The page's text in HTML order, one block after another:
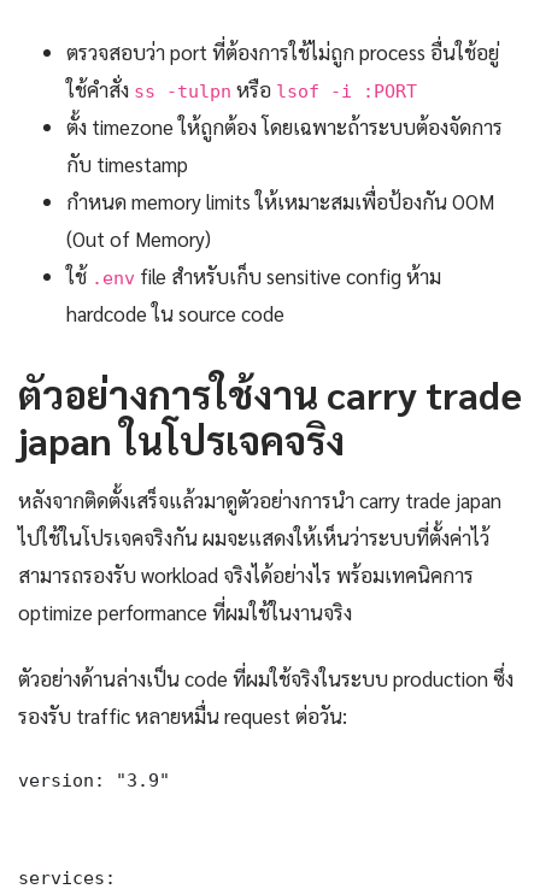
ตรวจสอบว่า port ที่ต้องการใช้ไม่ถูก process อื่นใช้อยู่
ใช้คำสั่ง ss -tulpn หรือ lsof -i :PORT
ตั้ง timezone ให้ถูกต้อง โดยเฉพาะถ้าระบบต้องจัดการ
กับ timestamp
กำหนด memory limits ให้เหมาะสมเพื่อป้องกัน OOM
(Out of Memory)
ใช้ .env file สำหรับเก็บ sensitive config ห้าม
hardcode ใน source code
ตัวอย่างการใช้งาน carry trade
japan ในโปรเจคจริง
หลังจากติดตั้งเสร็จแล้วมาดูตัวอย่างการนำ carry trade japan
ไปใช้ในโปรเจคจริงกัน ผมจะแสดงให้เห็นว่าระบบที่ตั้งค่าไว้
สามารถรองรับ workload จริงได้อย่างไร พร้อมเทคนิคการ
optimize performance ที่ผมใช้ในงานจริง
ตัวอย่างด้านล่างเป็น code ที่ผมใช้จริงในระบบ production ซึ่ง
รองรับ traffic หลายหมื่น request ต่อวัน:
version: "3.9"
services: